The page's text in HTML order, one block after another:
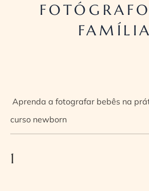
FAMÍLIA
Aprenda a fotografar bebês na
curso newborn
1